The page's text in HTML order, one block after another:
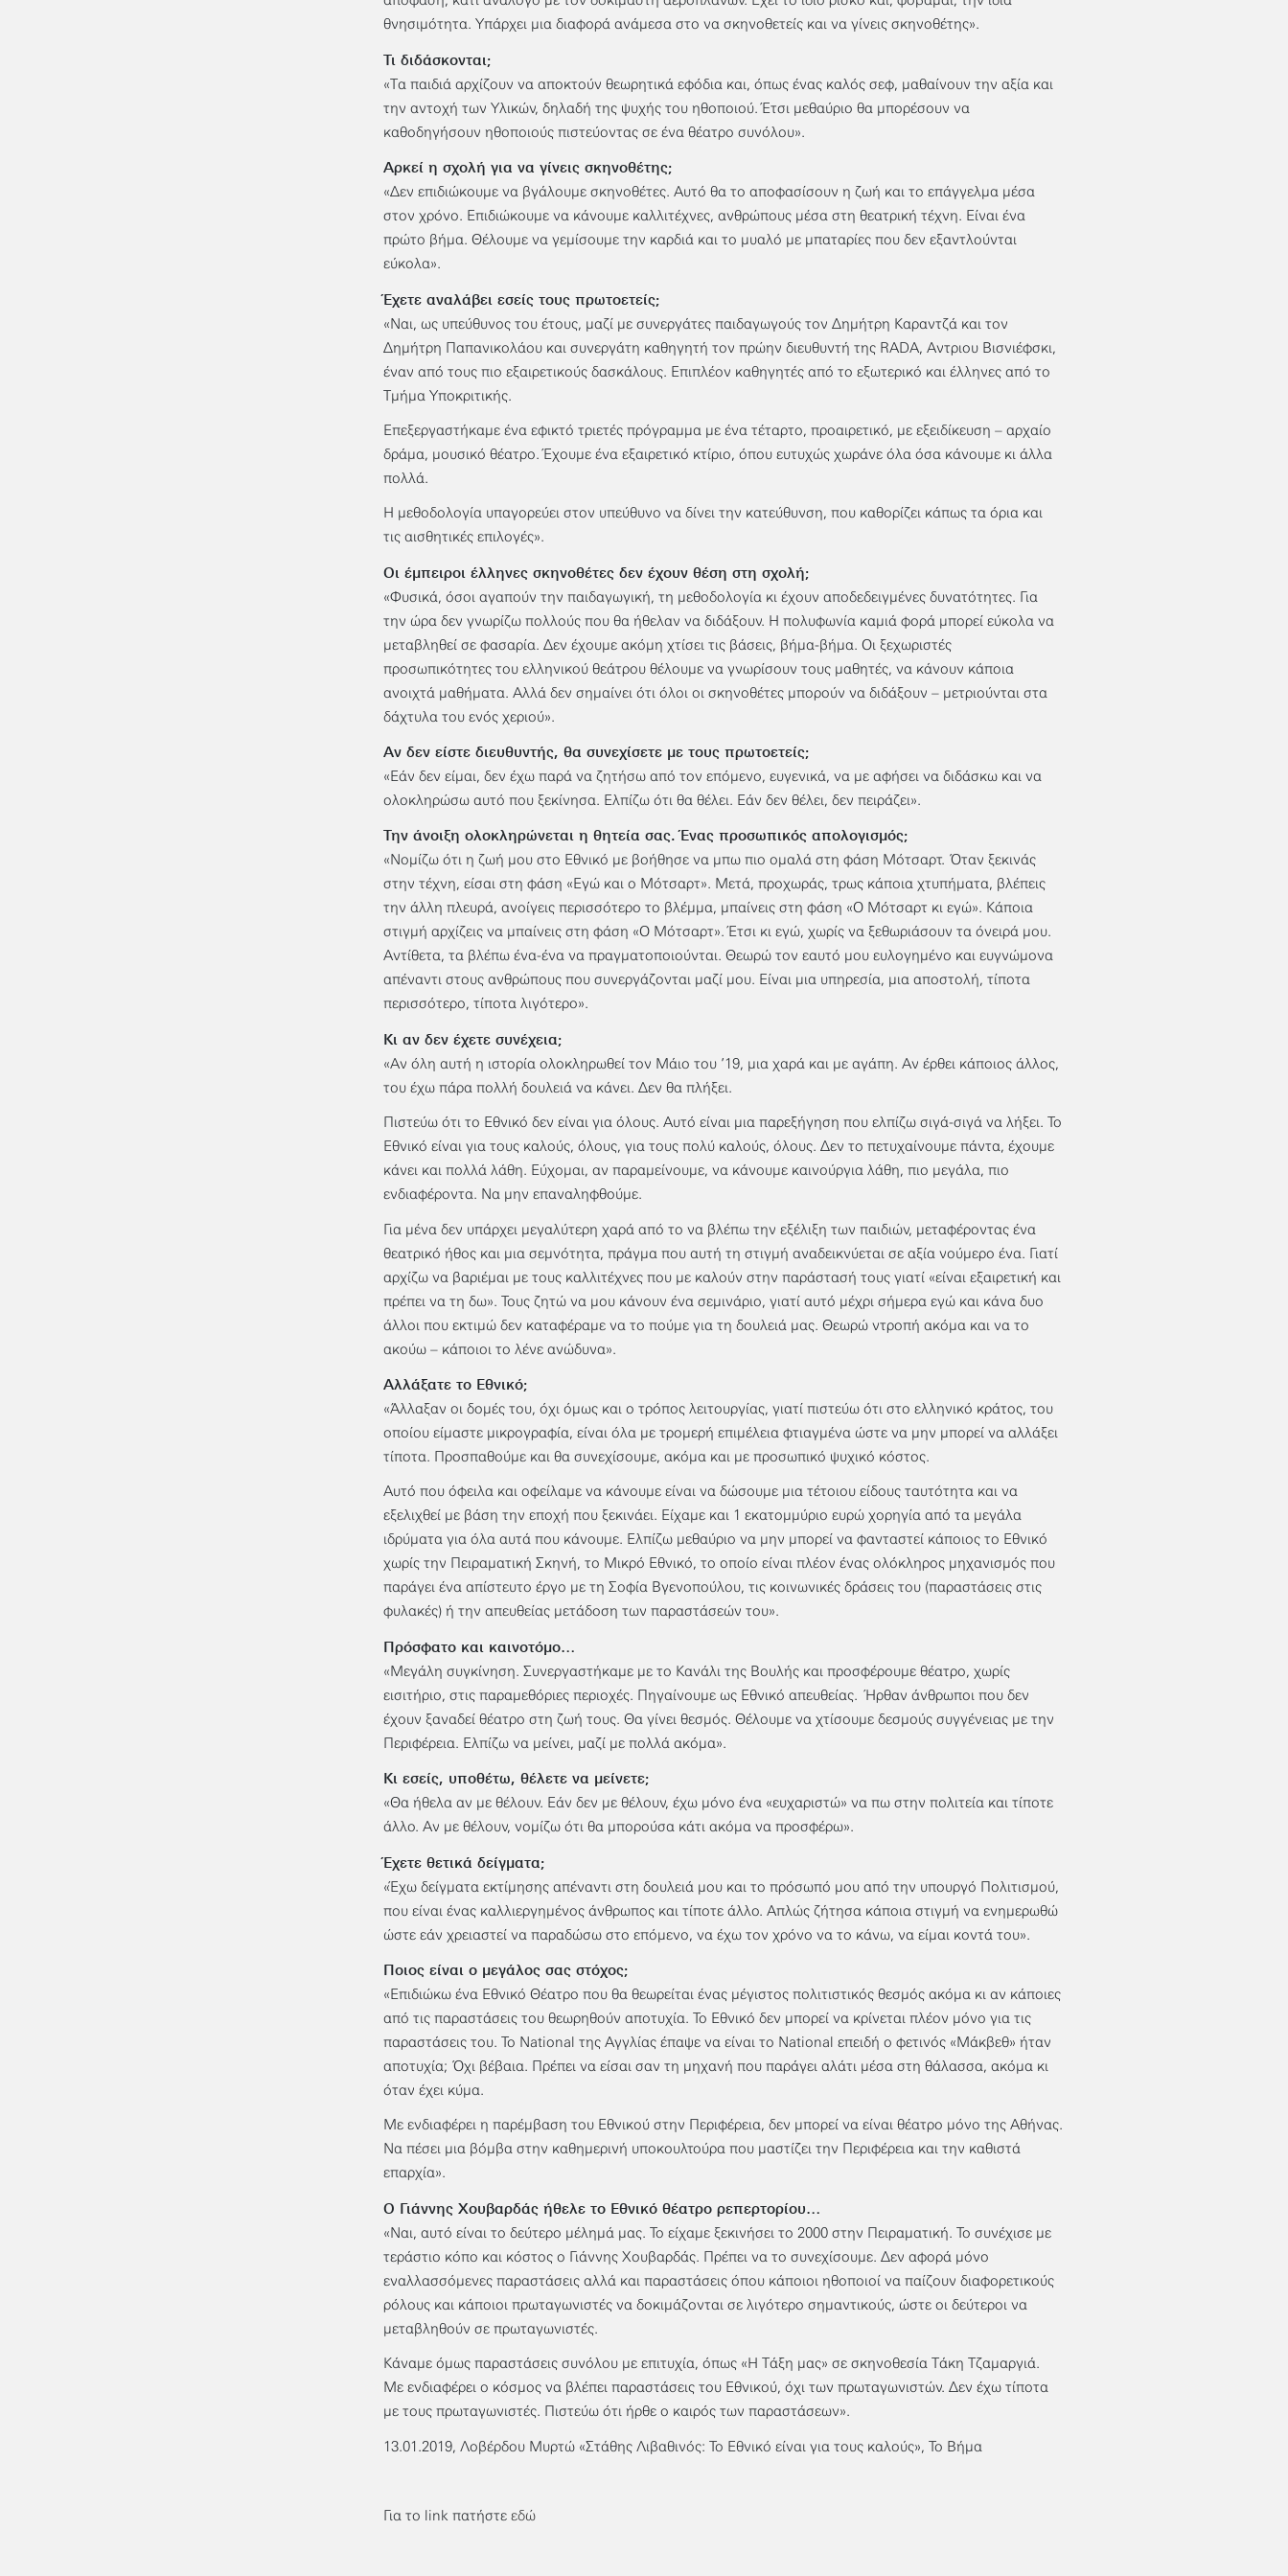
θνησιμότητα. Υπάρχει μια διαφορά ανάμεσα στο να σκηνοθετείς και να γίνεις σκηνοθέτης».
Τι διδάσκονται;
«Τα παιδιά αρχίζουν να αποκτούν θεωρητικά εφόδια και, όπως ένας καλός σεφ, μαθαίνουν την αξία και
την αντοχή των Υλικών, δηλαδή της ψυχής του ηθοποιού. Έτσι μεθαύριο θα μπορέσουν να
καθοδηγήσουν ηθοποιούς πιστεύοντας σε ένα θέατρο συνόλου».
Αρκεί η σχολή για να γίνεις σκηνοθέτης;
«Δεν επιδιώκουμε να βγάλουμε σκηνοθέτες. Αυτό θα το αποφασίσουν η ζωή και το επάγγελμα μέσα
στον χρόνο. Επιδιώκουμε να κάνουμε καλλιτέχνες, ανθρώπους μέσα στη θεατρική τέχνη. Είναι ένα
πρώτο βήμα. Θέλουμε να γεμίσουμε την καρδιά και το μυαλό με μπαταρίες που δεν εξαντλούνται
εύκολα».
Έχετε αναλάβει εσείς τους πρωτοετείς;
«Ναι, ως υπεύθυνος του έτους, μαζί με συνεργάτες παιδαγωγούς τον Δημήτρη Καραντζά και τον
Δημήτρη Παπανικολάου και συνεργάτη καθηγητή τον πρώην διευθυντή της RADA, Αντριου Βισνιέφσκι,
έναν από τους πιο εξαιρετικούς δασκάλους. Επιπλέον καθηγητές από το εξωτερικό και έλληνες από το
Τμήμα Υποκριτικής.
Επεξεργαστήκαμε ένα εφικτό τριετές πρόγραμμα με ένα τέταρτο, προαιρετικό, με εξειδίκευση – αρχαίο
δράμα, μουσικό θέατρο. Έχουμε ένα εξαιρετικό κτίριο, όπου ευτυχώς χωράνε όλα όσα κάνουμε κι άλλα
πολλά.
Η μεθοδολογία υπαγορεύει στον υπεύθυνο να δίνει την κατεύθυνση, που καθορίζει κάπως τα όρια και
τις αισθητικές επιλογές».
Οι έμπειροι έλληνες σκηνοθέτες δεν έχουν θέση στη σχολή;
«Φυσικά, όσοι αγαπούν την παιδαγωγική, τη μεθοδολογία κι έχουν αποδεδειγμένες δυνατότητες. Για
την ώρα δεν γνωρίζω πολλούς που θα ήθελαν να διδάξουν. Η πολυφωνία καμιά φορά μπορεί εύκολα να
μεταβληθεί σε φασαρία. Δεν έχουμε ακόμη χτίσει τις βάσεις, βήμα-βήμα. Οι ξεχωριστές
προσωπικότητες του ελληνικού θεάτρου θέλουμε να γνωρίσουν τους μαθητές, να κάνουν κάποια
ανοιχτά μαθήματα. Αλλά δεν σημαίνει ότι όλοι οι σκηνοθέτες μπορούν να διδάξουν – μετριούνται στα
δάχτυλα του ενός χεριού».
Αν δεν είστε διευθυντής, θα συνεχίσετε με τους πρωτοετείς;
«Εάν δεν είμαι, δεν έχω παρά να ζητήσω από τον επόμενο, ευγενικά, να με αφήσει να διδάσκω και να
ολοκληρώσω αυτό που ξεκίνησα. Ελπίζω ότι θα θέλει. Εάν δεν θέλει, δεν πειράζει».
Την άνοιξη ολοκληρώνεται η θητεία σας. Ένας προσωπικός απολογισμός;
«Νομίζω ότι η ζωή μου στο Εθνικό με βοήθησε να μπω πιο ομαλά στη φάση Μότσαρτ. Όταν ξεκινάς
στην τέχνη, είσαι στη φάση «Εγώ και ο Μότσαρτ». Μετά, προχωράς, τρως κάποια χτυπήματα, βλέπεις
την άλλη πλευρά, ανοίγεις περισσότερο το βλέμμα, μπαίνεις στη φάση «Ο Μότσαρτ κι εγώ». Κάποια
στιγμή αρχίζεις να μπαίνεις στη φάση «Ο Μότσαρτ». Έτσι κι εγώ, χωρίς να ξεθωριάσουν τα όνειρά μου.
Αντίθετα, τα βλέπω ένα-ένα να πραγματοποιούνται. Θεωρώ τον εαυτό μου ευλογημένο και ευγνώμονα
απέναντι στους ανθρώπους που συνεργάζονται μαζί μου. Είναι μια υπηρεσία, μια αποστολή, τίποτα
περισσότερο, τίποτα λιγότερο».
Κι αν δεν έχετε συνέχεια;
«Αν όλη αυτή η ιστορία ολοκληρωθεί τον Μάιο του ’19, μια χαρά και με αγάπη. Αν έρθει κάποιος άλλος,
του έχω πάρα πολλή δουλειά να κάνει. Δεν θα πλήξει.
Πιστεύω ότι το Εθνικό δεν είναι για όλους. Αυτό είναι μια παρεξήγηση που ελπίζω σιγά-σιγά να λήξει. Το
Εθνικό είναι για τους καλούς, όλους, για τους πολύ καλούς, όλους. Δεν το πετυχαίνουμε πάντα, έχουμε
κάνει και πολλά λάθη. Εύχομαι, αν παραμείνουμε, να κάνουμε καινούργια λάθη, πιο μεγάλα, πιο
ενδιαφέροντα. Να μην επαναληφθούμε.
Για μένα δεν υπάρχει μεγαλύτερη χαρά από το να βλέπω την εξέλιξη των παιδιών, μεταφέροντας ένα
θεατρικό ήθος και μια σεμνότητα, πράγμα που αυτή τη στιγμή αναδεικνύεται σε αξία νούμερο ένα. Γιατί
αρχίζω να βαριέμαι με τους καλλιτέχνες που με καλούν στην παράστασή τους γιατί «είναι εξαιρετική και
πρέπει να τη δω». Τους ζητώ να μου κάνουν ένα σεμινάριο, γιατί αυτό μέχρι σήμερα εγώ και κάνα δυο
άλλοι που εκτιμώ δεν καταφέραμε να το πούμε για τη δουλειά μας. Θεωρώ ντροπή ακόμα και να το
ακούω – κάποιοι το λένε ανώδυνα».
Αλλάξατε το Εθνικό;
«Άλλαξαν οι δομές του, όχι όμως και ο τρόπος λειτουργίας, γιατί πιστεύω ότι στο ελληνικό κράτος, του
οποίου είμαστε μικρογραφία, είναι όλα με τρομερή επιμέλεια φτιαγμένα ώστε να μην μπορεί να αλλάξει
τίποτα. Προσπαθούμε και θα συνεχίσουμε, ακόμα και με προσωπικό ψυχικό κόστος.
Αυτό που όφειλα και οφείλαμε να κάνουμε είναι να δώσουμε μια τέτοιου είδους ταυτότητα και να
εξελιχθεί με βάση την εποχή που ξεκινάει. Είχαμε και 1 εκατομμύριο ευρώ χορηγία από τα μεγάλα
ιδρύματα για όλα αυτά που κάνουμε. Ελπίζω μεθαύριο να μην μπορεί να φανταστεί κάποιος το Εθνικό
χωρίς την Πειραματική Σκηνή, το Μικρό Εθνικό, το οποίο είναι πλέον ένας ολόκληρος μηχανισμός που
παράγει ένα απίστευτο έργο με τη Σοφία Βγενοπούλου, τις κοινωνικές δράσεις του (παραστάσεις στις
φυλακές) ή την απευθείας μετάδοση των παραστάσεών του».
Πρόσφατο και καινοτόμο…
«Μεγάλη συγκίνηση. Συνεργαστήκαμε με το Κανάλι της Βουλής και προσφέρουμε θέατρο, χωρίς
εισιτήριο, στις παραμεθόριες περιοχές. Πηγαίνουμε ως Εθνικό απευθείας. Ήρθαν άνθρωποι που δεν
έχουν ξαναδεί θέατρο στη ζωή τους. Θα γίνει θεσμός. Θέλουμε να χτίσουμε δεσμούς συγγένειας με την
Περιφέρεια. Ελπίζω να μείνει, μαζί με πολλά ακόμα».
Κι εσείς, υποθέτω, θέλετε να μείνετε;
«Θα ήθελα αν με θέλουν. Εάν δεν με θέλουν, έχω μόνο ένα «ευχαριστώ» να πω στην πολιτεία και τίποτε
άλλο. Αν με θέλουν, νομίζω ότι θα μπορούσα κάτι ακόμα να προσφέρω».
Έχετε θετικά δείγματα;
«Έχω δείγματα εκτίμησης απέναντι στη δουλειά μου και το πρόσωπό μου από την υπουργό Πολιτισμού,
που είναι ένας καλλιεργημένος άνθρωπος και τίποτε άλλο. Απλώς ζήτησα κάποια στιγμή να ενημερωθώ
ώστε εάν χρειαστεί να παραδώσω στο επόμενο, να έχω τον χρόνο να το κάνω, να είμαι κοντά του».
Ποιος είναι ο μεγάλος σας στόχος;
«Επιδιώκω ένα Εθνικό Θέατρο που θα θεωρείται ένας μέγιστος πολιτιστικός θεσμός ακόμα κι αν κάποιες
από τις παραστάσεις του θεωρηθούν αποτυχία. Το Εθνικό δεν μπορεί να κρίνεται πλέον μόνο για τις
παραστάσεις του. Το National της Αγγλίας έπαψε να είναι το National επειδή ο φετινός «Μάκβεθ» ήταν
αποτυχία; Όχι βέβαια. Πρέπει να είσαι σαν τη μηχανή που παράγει αλάτι μέσα στη θάλασσα, ακόμα κι
όταν έχει κύμα.
Με ενδιαφέρει η παρέμβαση του Εθνικού στην Περιφέρεια, δεν μπορεί να είναι θέατρο μόνο της Αθήνας.
Να πέσει μια βόμβα στην καθημερινή υποκουλτούρα που μαστίζει την Περιφέρεια και την καθιστά
επαρχία».
Ο Γιάννης Χουβαρδάς ήθελε το Εθνικό θέατρο ρεπερτορίου…
«Ναι, αυτό είναι το δεύτερο μέλημά μας. Το είχαμε ξεκινήσει το 2000 στην Πειραματική. Το συνέχισε με
τεράστιο κόπο και κόστος ο Γιάννης Χουβαρδάς. Πρέπει να το συνεχίσουμε. Δεν αφορά μόνο
εναλλασσόμενες παραστάσεις αλλά και παραστάσεις όπου κάποιοι ηθοποιοί να παίζουν διαφορετικούς
ρόλους και κάποιοι πρωταγωνιστές να δοκιμάζονται σε λιγότερο σημαντικούς, ώστε οι δεύτεροι να
μεταβληθούν σε πρωταγωνιστές.
Κάναμε όμως παραστάσεις συνόλου με επιτυχία, όπως «H Τάξη μας» σε σκηνοθεσία Τάκη Τζαμαργιά.
Με ενδιαφέρει ο κόσμος να βλέπει παραστάσεις του Εθνικού, όχι των πρωταγωνιστών. Δεν έχω τίποτα
με τους πρωταγωνιστές. Πιστεύω ότι ήρθε ο καιρός των παραστάσεων».
13.01.2019, Λοβέρδου Μυρτώ «Στάθης Λιβαθινός: Το Εθνικό είναι για τους καλούς», Το Βήμα
Για το link πατήστεεδώ